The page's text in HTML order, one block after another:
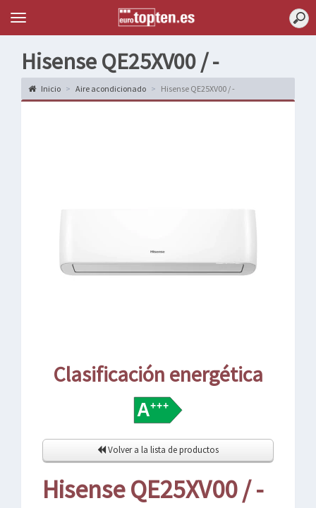
Topten
Menu
Hisense QE25XV00 / -
Inicio Aire acondicionado Hisense QE25XV00 / -
Clasificación energética
Volver a la lista de productos
Hisense QE25XV00 / -